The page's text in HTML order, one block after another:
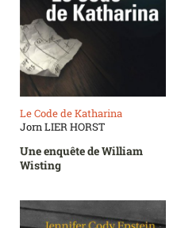
Le Code de Katharina
Jorn LIER HORST
Une enquête de William
Wisting